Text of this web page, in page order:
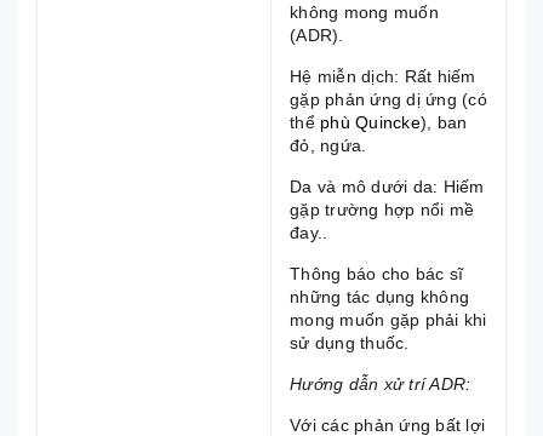
không mong muốn
(ADR).
Hệ miễn dịch: Rất hiếm
gặp phản ứng dị ứng (có
thể phù Quincke), ban
đỏ, ngứa.
Da và mô dưới da: Hiếm
gặp trường hợp nổi mề
đay..
Thông báo cho bác sĩ
những tác dụng không
mong muốn gặp phải khi
sử dụng thuốc.
Hướng dẫn xử trí ADR:
Với các phản ứng bất lợi